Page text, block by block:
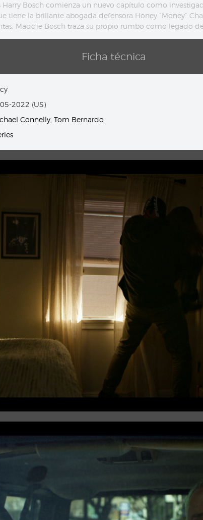
Bosch comienza un nuevo capítulo como
tiene la brillante abogada defensora Honey “Money”
Maddie Bosch traza su propio rumbo como legado
Ficha técnica
2022 (US)
Connelly ,Tom Bernardo